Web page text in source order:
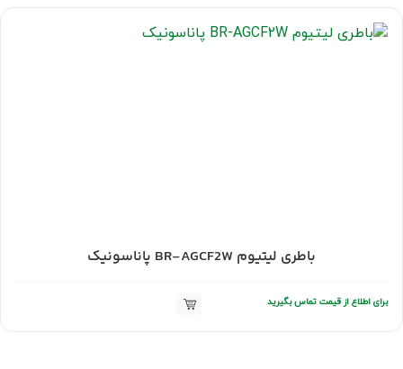
باطری لیتیوم BR-AGCF2W پاناسونیک
برای اطلاع از قیمت تماس بگیرید